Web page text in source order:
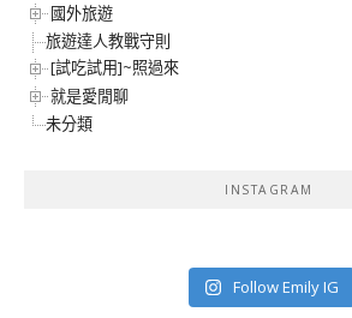
國外旅遊
旅遊達人教戰守則
[試吃試用]~照過來
就是愛閒聊
未分類
INSTAGRAM
Follow Emily IG